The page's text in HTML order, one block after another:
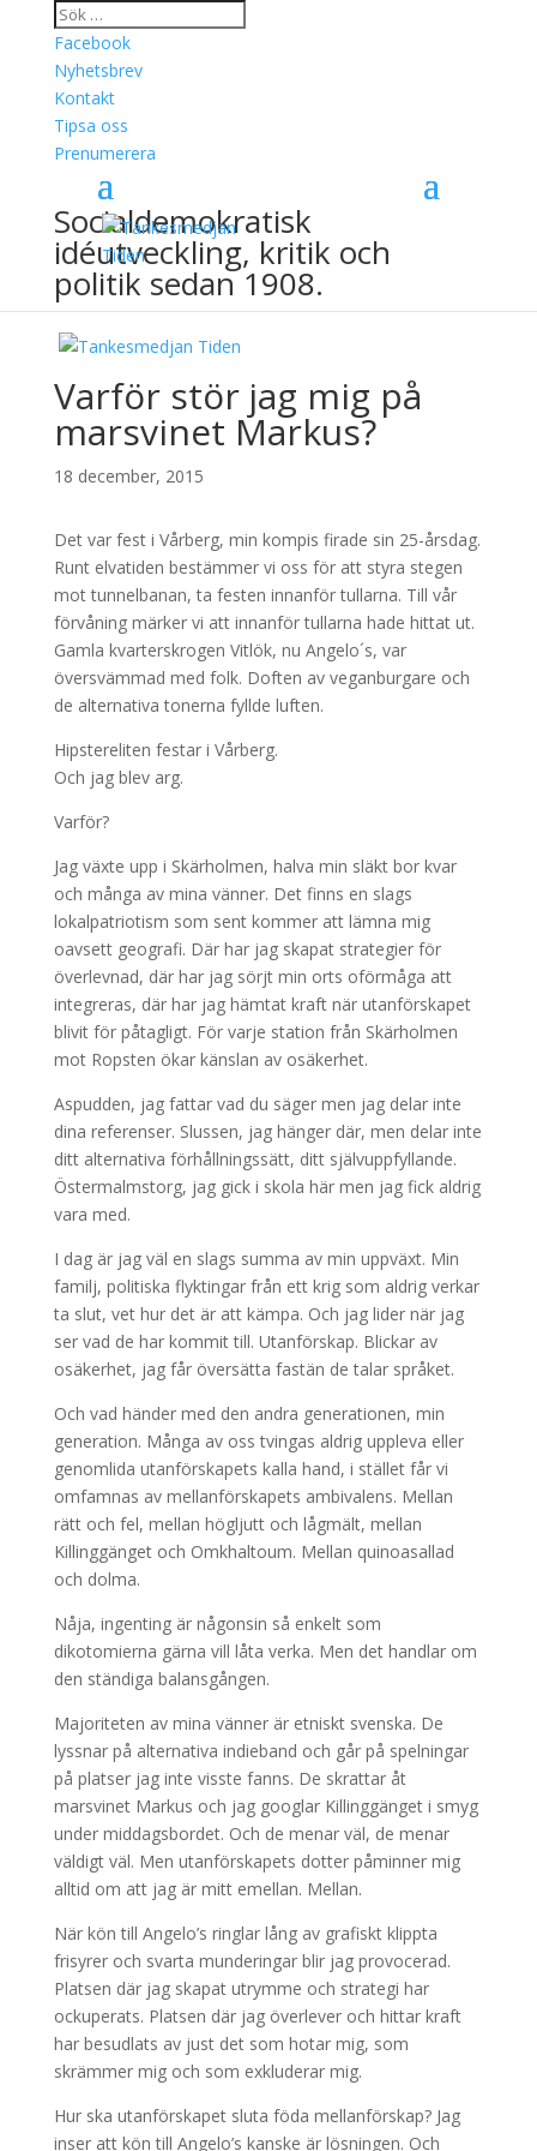
Facebook
Nyhetsbrev
Kontakt
Tipsa oss
Prenumerera
Socialdemokratisk
idéutveckling, kritik och
politik sedan 1908.
Varför stör jag mig på
marsvinet Markus?
18 december, 2015
Det var fest i Vårberg, min kompis firade sin 25-årsdag.
Runt elvatiden bestämmer vi oss för att styra stegen
mot tunnelbanan, ta festen innanför tullarna. Till vår
förvåning märker vi att innanför tullarna hade hittat ut.
Gamla kvarterskrogen Vitlök, nu Angelo´s, var
översvämmad med folk. Doften av veganburgare och
de alternativa tonerna fyllde luften.
Hipstereliten festar i Vårberg.
Och jag blev arg.
Varför?
Jag växte upp i Skärholmen, halva min släkt bor kvar
och många av mina vänner. Det finns en slags
lokalpatriotism som sent kommer att lämna mig
oavsett geografi. Där har jag skapat strategier för
överlevnad, där har jag sörjt min orts oförmåga att
integreras, där har jag hämtat kraft när utanförskapet
blivit för påtagligt. För varje station från Skärholmen
mot Ropsten ökar känslan av osäkerhet.
Aspudden, jag fattar vad du säger men jag delar inte
dina referenser. Slussen, jag hänger där, men delar inte
ditt alternativa förhållningssätt, ditt självuppfyllande.
Östermalmstorg, jag gick i skola här men jag fick aldrig
vara med.
I dag är jag väl en slags summa av min uppväxt. Min
familj, politiska flyktingar från ett krig som aldrig verkar
ta slut, vet hur det är att kämpa. Och jag lider när jag
ser vad de har kommit till. Utanförskap. Blickar av
osäkerhet, jag får översätta fastän de talar språket.
Och vad händer med den andra generationen, min
generation. Många av oss tvingas aldrig uppleva eller
genomlida utanförskapets kalla hand, i stället får vi
omfamnas av mellanförskapets ambivalens. Mellan
rätt och fel, mellan högljutt och lågmält, mellan
Killinggänget och Omkhaltoum. Mellan quinoasallad
och dolma.
Nåja, ingenting är någonsin så enkelt som
dikotomierna gärna vill låta verka. Men det handlar om
den ständiga balansgången.
Majoriteten av mina vänner är etniskt svenska. De
lyssnar på alternativa indieband och går på spelningar
på platser jag inte visste fanns. De skrattar åt
marsvinet Markus och jag googlar Killinggänget i smyg
under middagsbordet. Och de menar väl, de menar
väldigt väl. Men utanförskapets dotter påminner mig
alltid om att jag är mitt emellan. Mellan.
När kön till Angelo’s ringlar lång av grafiskt klippta
frisyrer och svarta munderingar blir jag provocerad.
Platsen där jag skapat utrymme och strategi har
ockuperats. Platsen där jag överlever och hittar kraft
har besudlats av just det som hotar mig, som
skrämmer mig och som exkluderar mig.
Hur ska utanförskapet sluta föda mellanförskap? Jag
inser att kön till Angelo’s kanske är lösningen. Och